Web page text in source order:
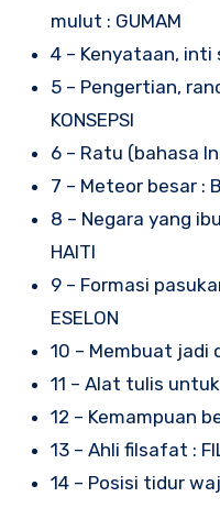
mulut : GUMAM
4 – Kenyataan, inti
5 – Pengertian,
KONSEPSI
6 – Ratu (bahasa
7 – Meteor besar :
8 – Negara yang
HAITI
9 – Formasi
ESELON
10 – Membuat jadi
11 – Alat tulis
12 – Kemampuan
13 – Ahli filsafat :
14 – Posisi tidur